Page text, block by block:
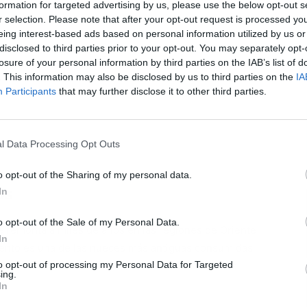
for targeted advertising by us, please use the below opt-out
selection. Please note that after your opt-out request is processed
interest-based ads based on personal information utilized by us
to third parties prior to your opt-out. You may separately
of your personal information by third parties on the IAB’s list of
This information may also be disclosed by us to third parties on the
Participants that may further disclose it to other third parties.
Data Processing Opt Outs
opt-out of the Sharing of my personal data.
opt-out of the Sale of my Personal Data.
opt-out of processing my Personal Data for Targeted
a miles de años en las regiones de Oriente
es una de las nueces más antiguas consumidas
que se remonta a más de 7.000 años en áreas